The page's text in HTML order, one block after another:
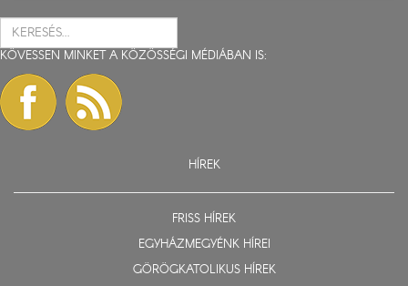
KÖVESSEN MINKET A KÖZÖSSÉGI MÉDIÁBAN IS:
HÍREK
FRISS HÍREK
EGYHÁZMEGYÉNK HÍREI
GÖRÖGKATOLIKUS HÍREK